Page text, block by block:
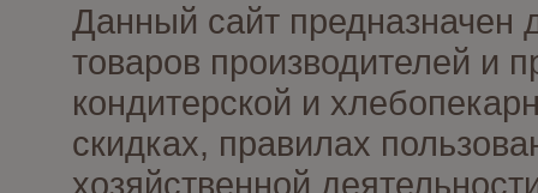
Данный сайт предназначен
товаров производителей и
кондитерской и
скидках, правилах
хозяйственной